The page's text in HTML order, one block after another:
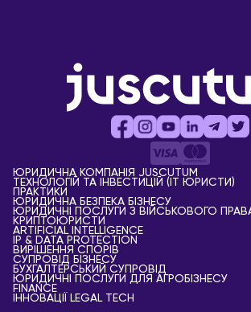
ЮРИДИЧНА КОМПАНІЯ JUSCUTUM
ТЕХНОЛОГІЙ ТА ІНВЕСТИЦІЙ (IT ЮРИСТИ)
ПРАКТИКИ
ЮРИДИЧНА БЕЗПЕКА БІЗНЕСУ
ЮРИДИЧНІ ПОСЛУГИ З ВІЙСЬКОВОГО
КРИПТОЮРИСТИ
АRTIFICIAL ІNTELLIGENCE
IP & DATA PROTECTION
ВИРІШЕННЯ СПОРІВ
СУПРОВІД БІЗНЕСУ
БУХГАЛТЕРСЬКИЙ СУПРОВІД
ЮРИДИЧНІ ПОСЛУГИ ДЛЯ АГРОБІЗНЕСУ
FINANCE
ІННОВАЦІЇ LEGAL TECH